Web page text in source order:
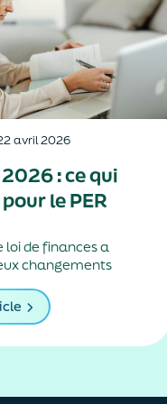
avril 2026
: ce qui
le PER
loi de finances a
changements